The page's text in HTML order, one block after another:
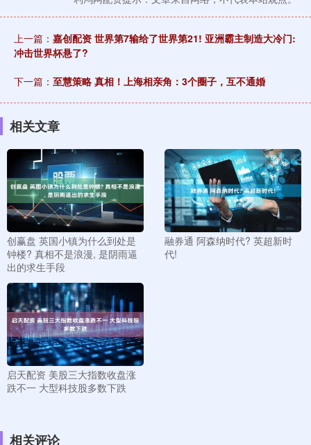
上一篇： 嘉创配资 世界第7输给了世界第21! 亚洲霸主制造大冷门:
冲击世界杯悬了?
下一篇： 至慧策略 真相！上海相亲角：3个圈子，互不通婚
相关文章
创赢盘 英国小镇为什么到处是
钟楼? 真相不是浪漫, 是阴雨逼
出的求生手段
融券通 阿森纳时代? 英超新时
代!
启天配资 美股三大指数收盘涨
跌不一 大型科技股多数下跌
相关评论